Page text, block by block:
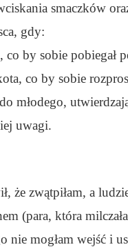
smaczków
gdy:
co by sobie pobiegał
co by sobie
młodego,
uwagi.
że zwątpiłam, a
(para, która
nie mogłam wejść i